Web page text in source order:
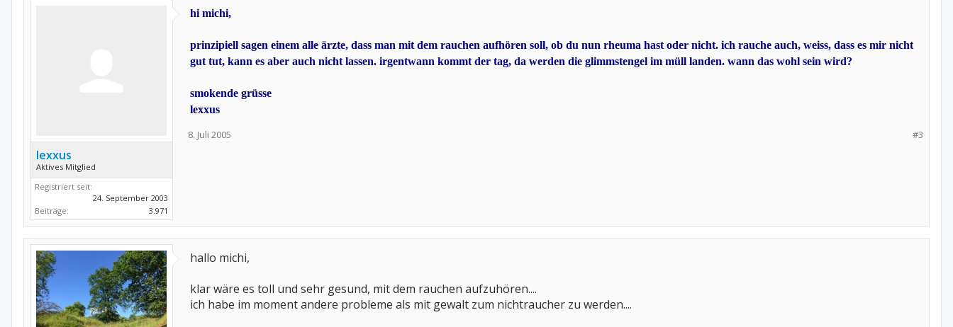
lexxus
Aktives Mitglied
Registriert seit:
24. September 2003
Beiträge:
3.971
hi michi,
prinzipiell sagen einem alle ärzte, dass man mit dem rauchen aufhören soll, ob du nun rheuma hast oder nicht. ich rauche auch, weiss, dass es mir nicht
gut tut, kann es aber auch nicht lassen. irgentwann kommt der tag, da werden die glimmstengel im müll landen. wann das wohl sein wird?
smokende grüsse
lexxus
#3
8. Juli 2005
hallo michi,
klar wäre es toll und sehr gesund, mit dem rauchen aufzuhören....
ich habe im moment andere probleme als mit gewalt zum nichtraucher zu werden....